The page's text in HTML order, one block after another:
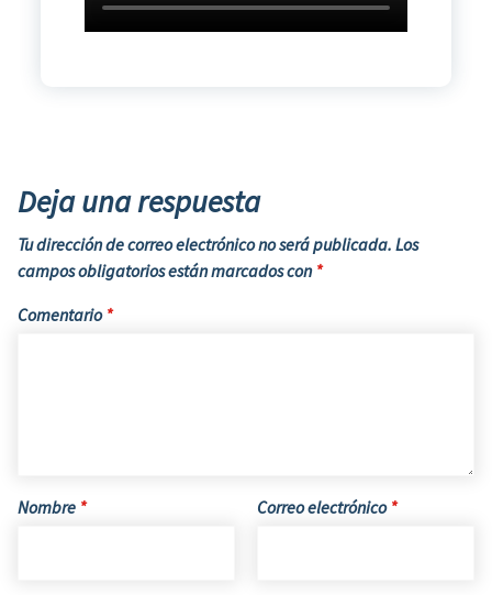
Deja una respuesta
Tu dirección de correo electrónico no será publicada. Los
campos obligatorios están marcados con *
Comentario *
Nombre * Correo electrónico *